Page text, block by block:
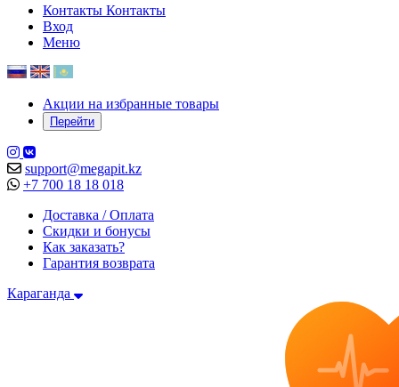
Контакты Контакты
Вход
Меню
Акции на избранные товары
Перейти
support@megapit.kz
+7 700 18 18 018
Доставка / Оплата
Скидки и бонусы
Как заказать?
Гарантия возврата
Караганда